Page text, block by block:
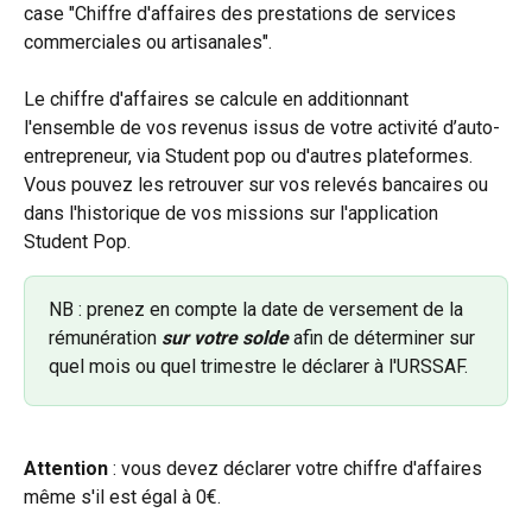
case "Chiffre d'affaires des prestations de services
commerciales ou artisanales".
Le chiffre d'affaires se calcule en additionnant
l'ensemble de vos revenus issus de votre activité d’auto-
entrepreneur, via Student pop ou d'autres plateformes.
Vous pouvez les retrouver sur vos relevés bancaires ou
dans l'historique de vos missions sur l'application
Student Pop.
NB : prenez en compte la date de versement de la
rémunération sur votre solde afin de déterminer sur
quel mois ou quel trimestre le déclarer à l'URSSAF.
Attention : vous devez déclarer votre chiffre d'affaires
même s'il est égal à 0€.